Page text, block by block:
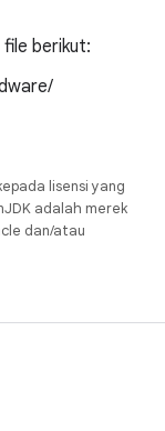
berikut:
lisensi yang
adalah merek
dan/atau